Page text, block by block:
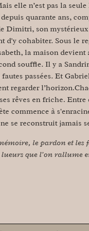
elle n’est pas la
quarante ans,
Dimitri, son
d'y cohabiter. Sous le
la maison devient
souffle. Il y a
passées. Et
regarder
rêves en friche. Entre
commence à
se reconstruit jamais
le pardon et les
lueurs que l’on rallume